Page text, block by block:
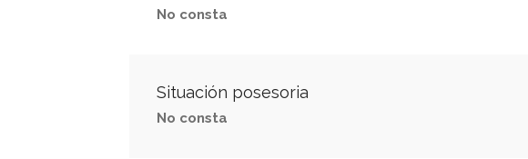
No consta
Situación posesoria
No consta